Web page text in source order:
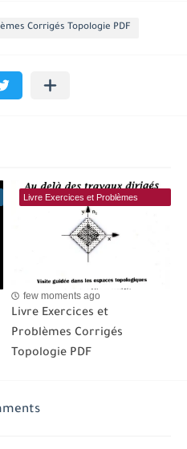
Corrigés Topologie PDF
Livre Exercices et Problèmes
Corrigés Topologie PDF
few moments ago
Livre Exercices et
Problèmes Corrigés
Topologie PDF